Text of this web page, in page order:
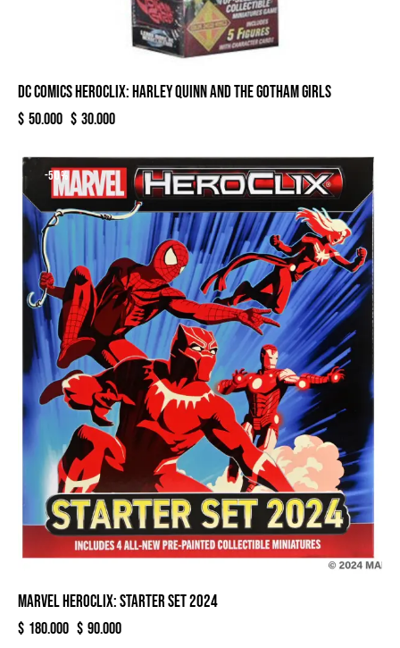
DC COMICS HEROCLIX: HARLEY QUINN AND THE GOTHAM GIRLS
$ 50.000 $ 30.000
-50%
MARVEL HEROCLIX: STARTER SET 2024
$ 180.000 $ 90.000